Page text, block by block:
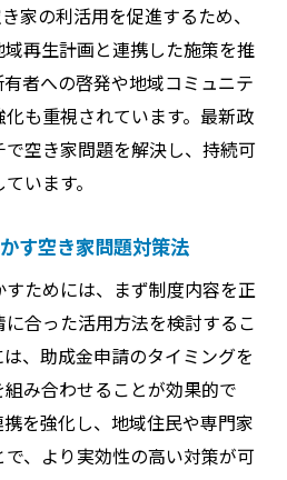
家の利活用を促進するため、
再生計画と連携した施策を推
者への啓発や地域コミュニテ
も重視されています。最新政
空き家問題を解決し、持続可
います。
す空き家問題対策法
ためには、まず制度内容を正
合った活用方法を検討するこ
、助成金申請のタイミングを
み合わせることが効果的で
を強化し、地域住民や専門家
、より実効性の高い対策が可